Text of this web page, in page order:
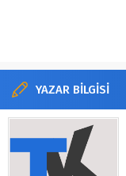
YAZAR BİLGİSİ